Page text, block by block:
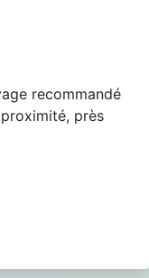
recommandé
près